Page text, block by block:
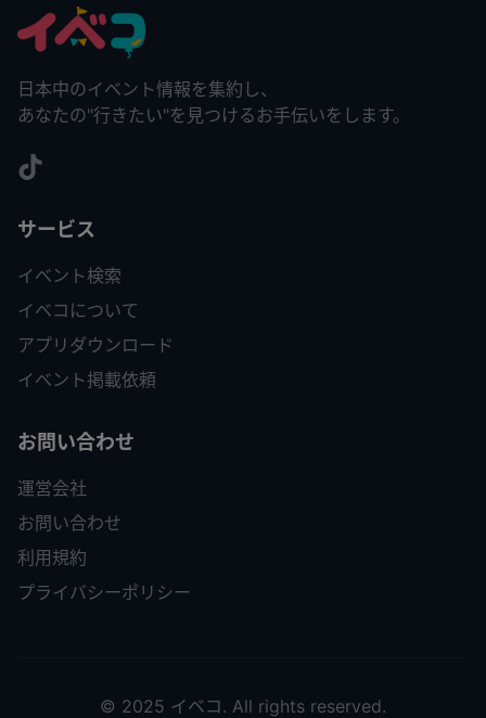
日本中のイベント情報を集約し、
あなたの"行きたい"を見つけるお手伝いをします。
サービス
イベント検索
イベコについて
アプリダウンロード
イベント掲載依頼
お問い合わせ
運営会社
お問い合わせ
利用規約
プライバシーポリシー
© 2025 イベコ. All rights reserved.